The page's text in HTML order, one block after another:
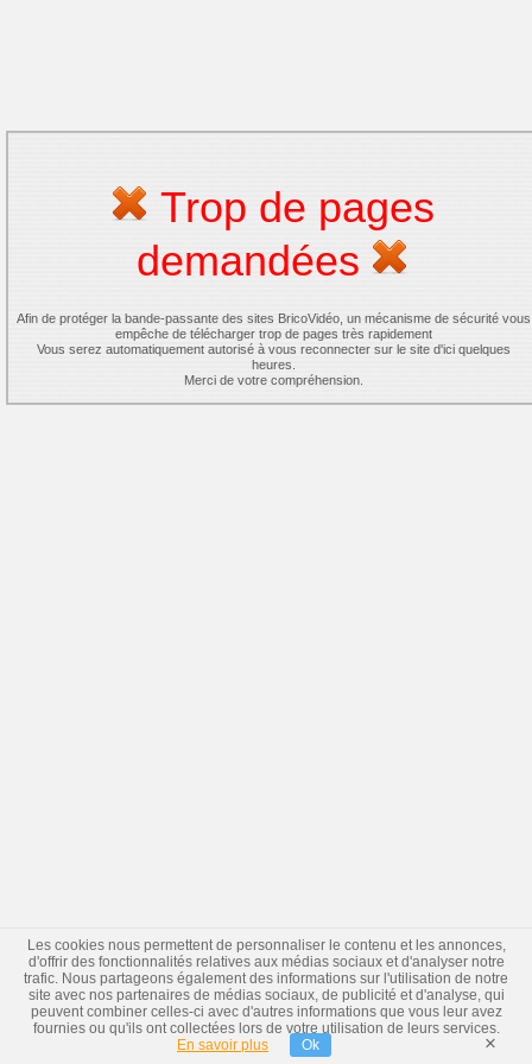
Trop de pages
demandées
Afin de protéger la bande-passante des sites BricoVidéo, un mécanisme de sécurité vous
empêche de télécharger trop de pages très rapidement
Vous serez automatiquement autorisé à vous reconnecter sur le site d'ici quelques
heures.
Merci de votre compréhension.
Les cookies nous permettent de personnaliser le contenu et les annonces,
d'offrir des fonctionnalités relatives aux médias sociaux et d'analyser notre
trafic. Nous partageons également des informations sur l'utilisation de notre
site avec nos partenaires de médias sociaux, de publicité et d'analyse, qui
peuvent combiner celles-ci avec d'autres informations que vous leur avez
fournies ou qu'ils ont collectées lors de votre utilisation de leurs services.
En savoir plus
Ok ×